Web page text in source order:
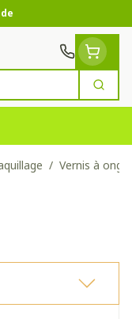
/ Vernis à